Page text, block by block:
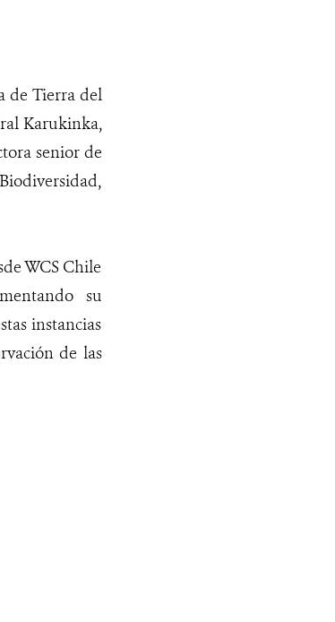
de Tierra del
Karukinka,
senior de
WCS Chile
su
instancias
de las